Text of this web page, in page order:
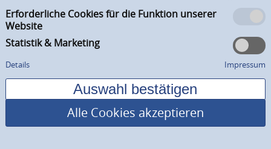
Erforderliche Cookies für die Funktion unserer
Website
Statistik & Marketing
Details Impressum
Alle Cookies akzeptieren